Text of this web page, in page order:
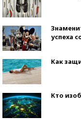
успеха
Как
Кто